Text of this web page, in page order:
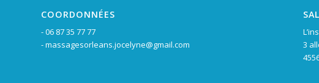
COORDONNÉES
- 06 87 35 77 77
- massagesorleans.jocelyne@gmail.com
3